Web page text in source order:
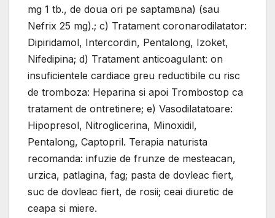
mg 1 tb., de doua ori pe saptamвna) (sau
Nefrix 25 mg).; c) Tratament coronarodilatator:
Dipiridamol, Intercordin, Pentalong, Izoket,
Nifedipina; d) Tratament anticoagulant: оn
insuficientele cardiace greu reductibile cu risc
de tromboza: Heparina si apoi Trombostop ca
tratament de оntretinere; e) Vasodilatatoare:
Hipopresol, Nitroglicerina, Minoxidil,
Pentalong, Captopril. Terapia naturista
recomanda: infuzie de frunze de mesteacan,
urzica, patlagina, fag; pasta de dovleac fiert,
suc de dovleac fiert, de rosii; ceai diuretic de
ceapa si miere.